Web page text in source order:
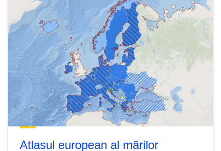
Atlasul european al mărilor